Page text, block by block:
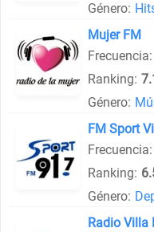
Género:
Mujer FM
Ranking:
Género:
FM Sport
Ranking:
Género:
Radio Villa